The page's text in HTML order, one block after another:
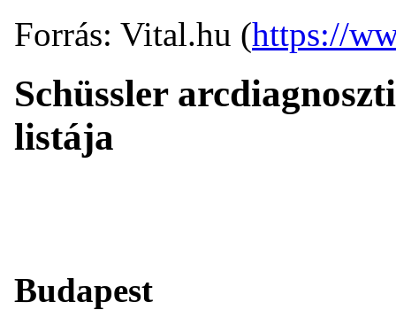
Forrás: Vital.hu (https://
Schüssler
listája
Budapest